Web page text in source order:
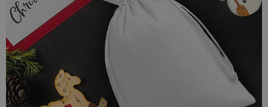
pozytywnie zaskoczą niejednego użytkownika. Zachęcamy
Państwa do zakupy w naszym sklepie.